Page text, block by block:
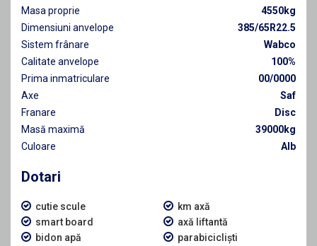
Masa proprie
4550kg
Dimensiuni anvelope
385/65R22.5
Sistem frânare
Wabco
Calitate anvelope
100%
Prima inmatriculare
00/0000
Axe
Saf
Franare
Disc
Masă maximă
39000kg
Culoare
Alb
Dotari
cutie scule
smart board
bidon apă
km axă
axă liftantă
parabicicliști